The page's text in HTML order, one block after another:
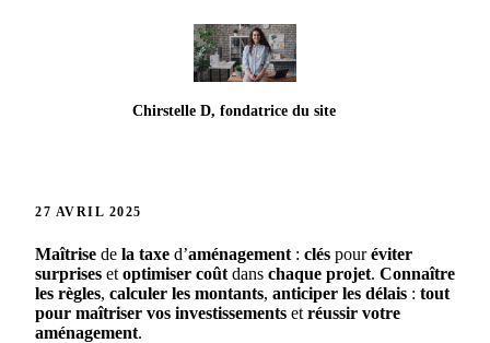
Chirstelle D, fondatrice du site
27 AVRIL 2025
Maîtrise de la taxe d’aménagement : clés pouréviter
surprises et optimiser coût dans chaque projet. Connaître
les règles, calculer les montants, anticiper les délais : tout
pour maîtriser vos investissements et réussir votre
aménagement.